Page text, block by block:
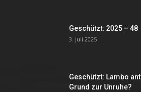
Geschützt: 2025 – 48
3. Juli 2025
Geschützt: Lambo
Grund zur Unruhe?